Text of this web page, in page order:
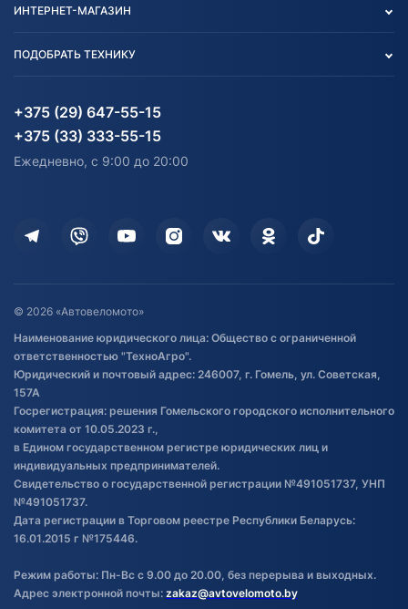
Блог
Карта сайта
Согласие на обработку
Информация до получения
согласия на обработку
Дополнительные услуги
Оставить отзыв
Договор публичной оферты
Обработка файлов cookie
Постановка транспорта на учет
Обновления в ЭПТС 2024
ИНТЕРНЕТ-МАГАЗИН
Агротехника
Водный транспорт
Электротранспорт
ПОДОБРАТЬ ТЕХНИКУ
Агротехника
Электротранспорт
+375 (29) 647-55-15
+375 (33) 333-55-15
Ежедневно, с 9:00 до 20:00
© 2026 «Автовеломото»
Наименование юридического лица: Общество с ограниченной
ответственностью "ТехноАгро".
Юридический и почтовый адрес: 246007, г. Гомель, ул. Советская,
157А
Госрегистрация: решения Гомельского городского исполнительного
комитета от 10.05.2023 г.,
в Едином государственном регистре юридических лиц и
индивидуальных предпринимателей.
Свидетельство о государственной регистрации №491051737, УНП
№491051737.
Дата регистрации в Торговом реестре Республики Беларусь:
16.01.2015 г №175446.
Режим работы: Пн-Вс с 9.00 до 20.00, без перерыва и выходных.
Адрес электронной почты: zakaz@avtovelomoto.by